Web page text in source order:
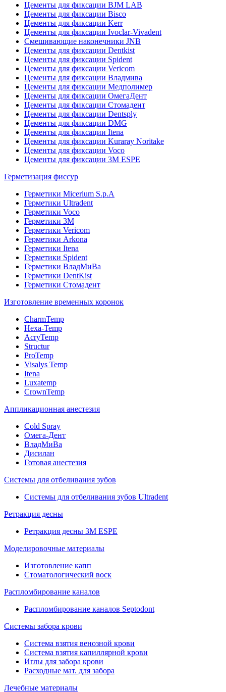
Цементы для фиксации BJM LAB
Цементы для фиксации Bisco
Цементы для фиксации Kerr
Цементы для фиксации Ivoclar-Vivadent
Смешивающие наконечники JNB
Цементы для фиксации Dentkist
Цементы для фиксации Spident
Цементы для фиксации Vericom
Цементы для фиксации Владмива
Цементы для фиксации Медполимер
Цементы для фиксации ОмегаДент
Цементы для фиксации Стомадент
Цементы для фиксации Dentsply
Цементы для фиксации DMG
Цементы для фиксации Itena
Цементы для фиксации Kuraray Noritake
Цементы для фиксации Voco
Цементы для фиксации 3M ESPE
Герметизация фиссур
Герметики Micerium S.p.A
Герметики Ultradent
Герметики Voco
Герметики 3M
Герметики Vericom
Герметики Arkona
Герметики Itena
Герметики Spident
Герметики ВладМиВа
Герметики DentKist
Герметики Стомадент
Изготовление временных коронок
CharmTemp
Hexa-Temp
AcryTemp
Structur
ProTemp
Visalys Temp
Itena
Luxatemp
CrownTemp
Аппликационная анестезия
Cold Spray
Омега-Дент
ВладМиВа
Дисилан
Готовая анестезия
Системы для отбеливания зубов
Системы для отбеливания зубов Ultradent
Ретракция десны
Ретракция десны 3M ESPE
Моделировочные материалы
Изготовление капп
Стоматологический воск
Распломбирование каналов
Распломбирование каналов Septodont
Системы забора крови
Система взятия венозной крови
Система взятия капиллярной крови
Иглы для забора крови
Расходные мат. для забора
Лечебные материалы